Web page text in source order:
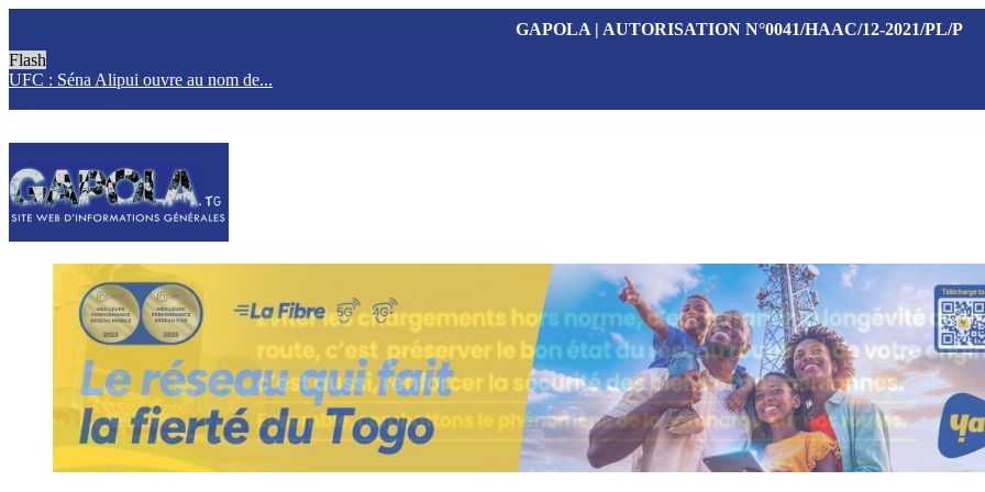
GAPOLA | AUTORISATION N°0041/HAAC/12-2021/PL/P
Flash
UFC : Séna Alipui ouvre au nom de...